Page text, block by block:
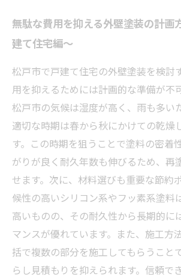
無駄な費用を抑える外壁塗装の計画
建て住宅編〜
松戸市で戸建て住宅の外壁塗装を検討
用を抑えるためには計画的な準備が不
松戸市の気候は湿度が高く、雨も多い
適切な時期は春から秋にかけての乾燥
す。この時期を狙うことで塗料の密着
がりが良く耐久年数も伸びるため、再
せます。次に、材料選びも重要な節約
候性の高いシリコン系やフッ素系塗料
高いものの、その耐久性から長期的に
マンスが優れています。また、施工方
括で複数の部分を施工してもらうこと
らし見積もりを抑えられます。信頼で